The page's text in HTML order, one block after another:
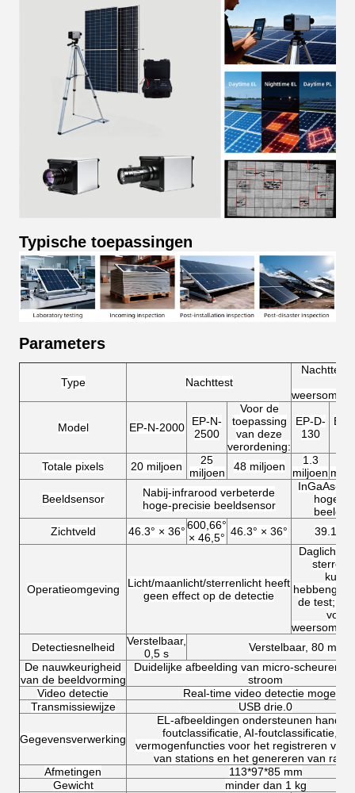
Typische toepassingen
Parameters
Type Nachttest
Nachttest
Model EP-N-2000
EP-N-
2500
Voor de
toepassing
van deze
verordening:
EP-D-
130
EP-
Totale pixels 20 miljoen
25
miljoen
48 miljoen
1.3
miljoen
Beeldsensor
Nabij-infrarood verbeterde
hoge-precisie beeldsensor
InGaAs-
hoge-
Zichtveld
46.3° × 36°600,66°
× 46,5° 46.3° × 36° 39.1° ×
Operatieomgeving
Licht/maanlicht/sterrenlicht heeft
geen effect op de detectie
Daglicht,
hebben
de test;
voor
Detectiesnelheid
Verstelbaar,
0,5 s
Verstelbaar, 80 ms
De nauwkeurigheid
van de beeldvorming
Duidelijke afbeelding van micro-scheuren
stroom
Video detectie
Real-time video detectie mogelijk
Transmissiewijze
USB drie.0
Gegevensverwerking
EL-afbeeldingen ondersteunen
foutclassificatie, AI-foutclassificatie,
vermogenfuncties voor het registreren van
van stations en het genereren van
Afmetingen
113*97*85 mm
Gewicht
minder dan 1 kg